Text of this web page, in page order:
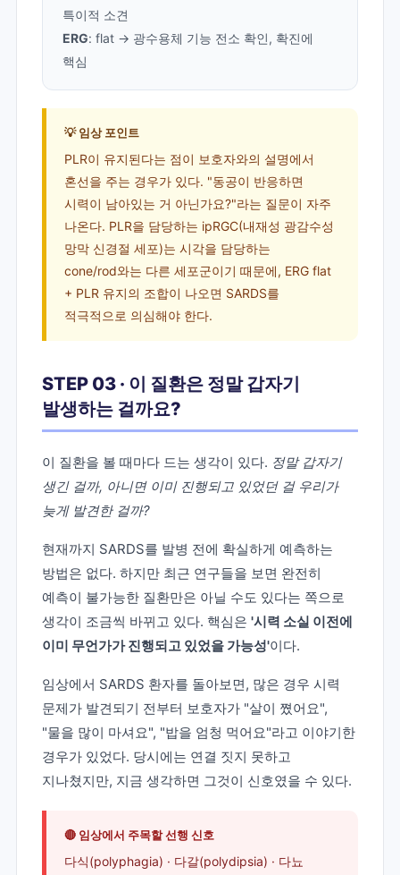
특이적 소견
ERG: flat → 광수용체 기능 전소 확인, 확진에
핵심
💡 임상 포인트
PLR이 유지된다는 점이 보호자와의 설명에서
혼선을 주는 경우가 있다. "동공이 반응하면
시력이 남아있는 거 아닌가요?"라는 질문이 자주
나온다. PLR을 담당하는 ipRGC(내재성 광감수성
망막 신경절 세포)는 시각을 담당하는
cone/rod와는 다른 세포군이기 때문에, ERG flat
+ PLR 유지의 조합이 나오면 SARDS를
적극적으로 의심해야 한다.
STEP 03 · 이 질환은 정말 갑자기
발생하는 걸까요?
이 질환을 볼 때마다 드는 생각이 있다. 정말 갑자기
생긴 걸까, 아니면 이미 진행되고 있었던 걸 우리가
늦게 발견한 걸까?
현재까지 SARDS를 발병 전에 확실하게 예측하는
방법은 없다. 하지만 최근 연구들을 보면 완전히
예측이 불가능한 질환만은 아닐 수도 있다는 쪽으로
생각이 조금씩 바뀌고 있다. 핵심은 '시력 소실 이전에
이미 무언가가 진행되고 있었을 가능성'이다.
임상에서 SARDS 환자를 돌아보면, 많은 경우 시력
문제가 발견되기 전부터 보호자가 "살이 쪘어요",
"물을 많이 마셔요", "밥을 엄청 먹어요"라고 이야기한
경우가 있었다. 당시에는 연결 짓지 못하고
지나쳤지만, 지금 생각하면 그것이 신호였을 수 있다.
🔴 임상에서 주목할 선행 신호
다식(polyphagia) · 다갈(polydipsia) · 다뇨